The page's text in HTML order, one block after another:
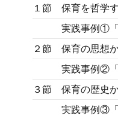
１節 保育を哲学
実践事例①「保
２節 保育の思想
実践事例②「保
３節 保育の歴史
実践事例③「保